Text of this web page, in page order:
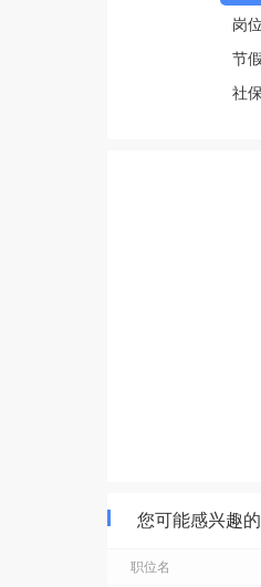
岗
节
社
您可能感兴趣
职位名